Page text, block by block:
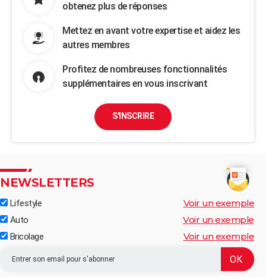
obtenez plus de réponses
Mettez en avant votre expertise et aidez les
autres membres
Profitez de nombreuses fonctionnalités
supplémentaires en vous inscrivant
S'INSCRIRE
NEWSLETTERS
Lifestyle Voir un exemple
Auto Voir un exemple
Bricolage Voir un exemple